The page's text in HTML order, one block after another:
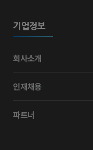
기업정보
회사소개
인재채용
파트너